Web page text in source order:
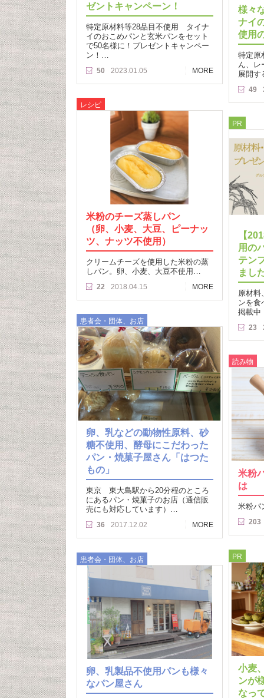
ゼントキャンペーン！
特定原材料等28品目不使用 タイナ
イのおこめパンと玄米パンをセット
で50名様に！プレゼントキャンペー
ン！…
50 2023.01.05 MORE
様々
ナイ
使用
特定原
ん、レ
展開
49
レシピ
米粉のチーズ蒸しパン
（卵、小麦、大豆、ピーナッ
ツ、ナッツ不使用）
クリームチーズを使用した米粉の蒸
しパン。卵、小麦、大豆不使用…
22 2018.04.15 MORE
PR
【
用の
テン
まし
原材料
ンを食
掲載
23
患者会・団体、お店
卵、乳などの動物性原料、砂
糖不使用、酵母にこだわった
パン・焼菓子屋さん「はつた
もの」
東京 東大島駅から20分程のところ
にあるパン・焼菓子のお店（通信販
売にも対応しています）…
36 2017.12.02 MORE
読み物
米粉
は
米粉パ
203
PR
小麦
ンが
なっ
患者会・団体、お店
卵、乳製品不使用パンも様々
なパン屋さん